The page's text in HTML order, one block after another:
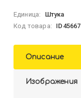
Единица:
Штука
Код товара:
ID45667
Описание
Изображения